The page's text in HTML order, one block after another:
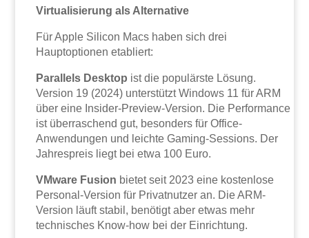
Virtualisierung als Alternative
Für Apple Silicon Macs haben sich drei
Hauptoptionen etabliert:
Parallels Desktop ist die populärste Lösung.
Version 19 (2024) unterstützt Windows 11 für ARM
über eine Insider-Preview-Version. Die Performance
ist überraschend gut, besonders für Office-
Anwendungen und leichte Gaming-Sessions. Der
Jahrespreis liegt bei etwa 100 Euro.
VMware Fusion bietet seit 2023 eine kostenlose
Personal-Version für Privatnutzer an. Die ARM-
Version läuft stabil, benötigt aber etwas mehr
technisches Know-how bei der Einrichtung.